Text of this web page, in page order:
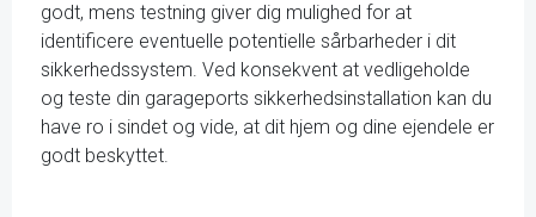
godt, mens testning giver dig mulighed for at
identificere eventuelle potentielle sårbarheder i dit
sikkerhedssystem. Ved konsekvent at vedligeholde
og teste din garageports sikkerhedsinstallation kan du
have ro i sindet og vide, at dit hjem og dine ejendele er
godt beskyttet.